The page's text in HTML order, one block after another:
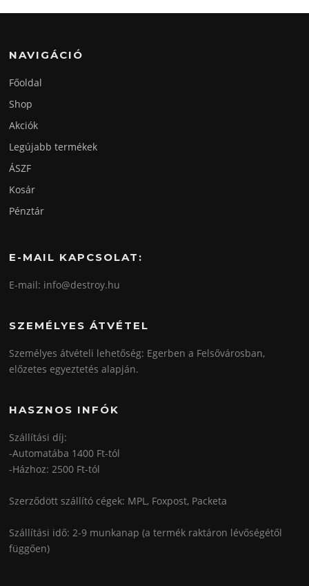
NAVIGÁCIÓ
Főoldal
Shop
Akciók
Legújabb termékek
ÁSZF
Kosár
Pénztár
E-MAIL KAPCSOLAT:
E-mail: info@destroy.hu
SZEMÉLYES ÁTVÉTEL
Személyes átvételi lehetőség: Egerben a Felsővárosban,
előzetes egyeztetés alapján.
HASZNOS INFÓK
Szállítási díj:
-Automatába 1400 Ft-tól
-Házhoz: 2500 Ft-tól
Szerződött szállító cégek: MPL, Foxpost, Packeta
Szállítási idő: 2-9 munkanap (a termék raktáron lévőségétől
függően)